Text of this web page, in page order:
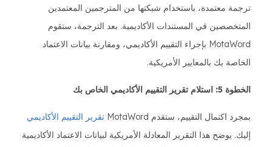
ترجمة معتمدة، باستخدام شبكتها من المترجمين المعتمدين
المتخصصين في المستندات الأكاديمية. بعد الترجمة، ستقوم
MotaWord بإجراء التقييم الأكاديمي، ومقارنة بيانات الاعتماد
الخاصة بك بالمعايير الأمريكية.
الخطوة 5: استلام تقرير التقييم الأكاديمي الخاص بك
بمجرد اكتمال التقييم، ستقدم MotaWord
تقرير التقييم الأكاديمي
إليك. يوضح هذا التقرير المعادلة الأمريكية لبيانات الاعتماد الأكاديمية